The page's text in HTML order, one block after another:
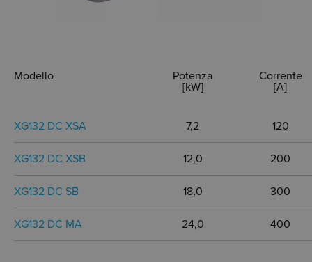
Modello
Potenza
[kW]
Corrente
[A]
XG132 DC XSA 7,2 120
XG132 DC XSB 12,0 200
XG132 DC SB 18,0 300
XG132 DC MA 24,0 400